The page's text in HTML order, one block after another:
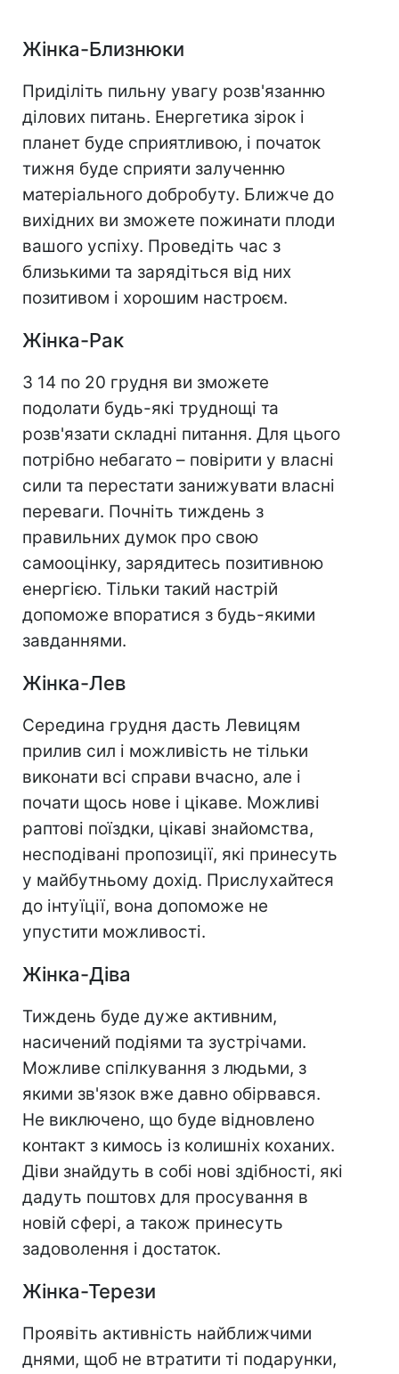
Жінка-Близнюки
Приділіть пильну увагу розв'язанню
ділових питань. Енергетика зірок і
планет буде сприятливою, і початок
тижня буде сприяти залученню
матеріального добробуту. Ближче до
вихідних ви зможете пожинати плоди
вашого успіху. Проведіть час з
близькими та зарядіться від них
позитивом і хорошим настроєм.
Жінка-Рак
З 14 по 20 грудня ви зможете
подолати будь-які труднощі та
розв'язати складні питання. Для цього
потрібно небагато – повірити у власні
сили та перестати занижувати власні
переваги. Почніть тиждень з
правильних думок про свою
самооцінку, зарядитесь позитивною
енергією. Тільки такий настрій
допоможе впоратися з будь-якими
завданнями.
Жінка-Лев
Середина грудня дасть Левицям
прилив сил і можливість не тільки
виконати всі справи вчасно, але і
почати щось нове і цікаве. Можливі
раптові поїздки, цікаві знайомства,
несподівані пропозиції, які принесуть
у майбутньому дохід. Прислухайтеся
до інтуїції, вона допоможе не
упустити можливості.
Жінка-Діва
Тиждень буде дуже активним,
насичений подіями та зустрічами.
Можливе спілкування з людьми, з
якими зв'язок вже давно обірвався.
Не виключено, що буде відновлено
контакт з кимось із колишніх коханих.
Діви знайдуть в собі нові здібності, які
дадуть поштовх для просування в
новій сфері, а також принесуть
задоволення і достаток.
Жінка-Терези
Проявіть активність найближчими
днями, щоб не втратити ті подарунки,